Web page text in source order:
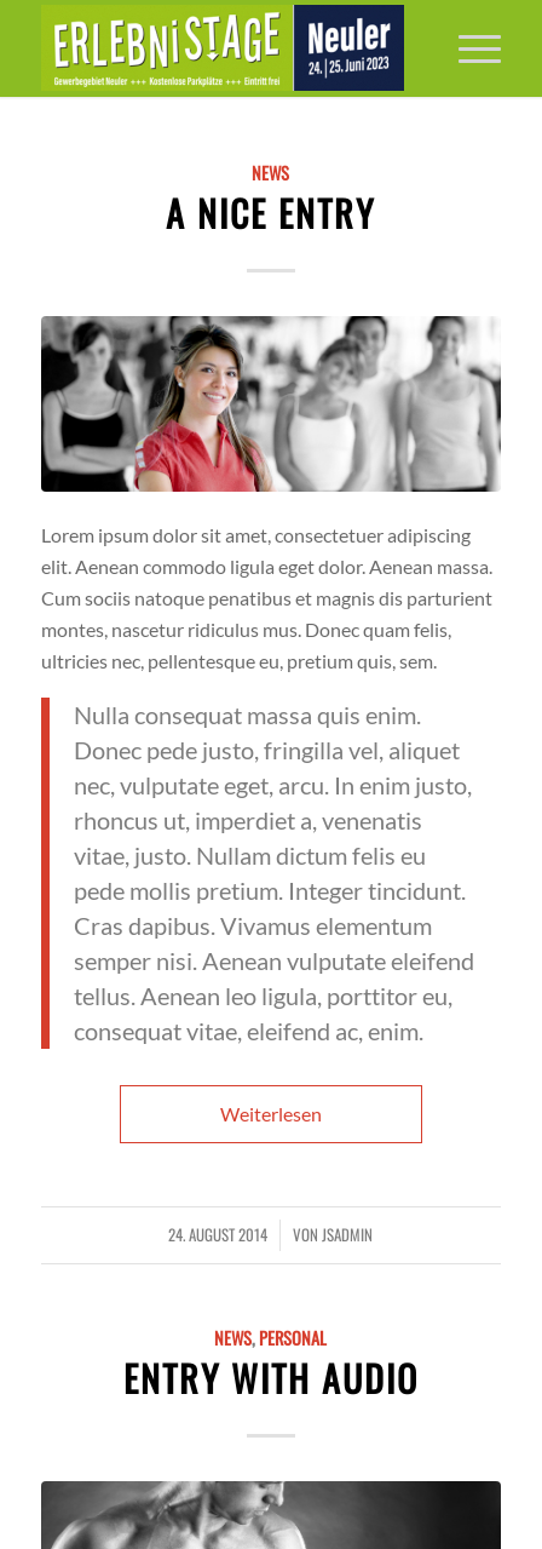
NEWS
A NICE ENTRY
Lorem ipsum dolor sit amet, consectetuer adipiscing
elit. Aenean commodo ligula eget dolor. Aenean massa.
Cum sociis natoque penatibus et magnis dis parturient
montes, nascetur ridiculus mus. Donec quam felis,
ultricies nec, pellentesque eu, pretium quis, sem.
Nulla consequat massa quis enim.
Donec pede justo, fringilla vel, aliquet
nec, vulputate eget, arcu. In enim justo,
rhoncus ut, imperdiet a, venenatis
vitae, justo. Nullam dictum felis eu
pede mollis pretium. Integer tincidunt.
Cras dapibus. Vivamus elementum
semper nisi. Aenean vulputate eleifend
tellus. Aenean leo ligula, porttitor eu,
consequat vitae, eleifend ac, enim.
Weiterlesen
24. AUGUST 2014
/ VONJSADMIN
NEWS,PERSONAL
ENTRY WITH AUDIO